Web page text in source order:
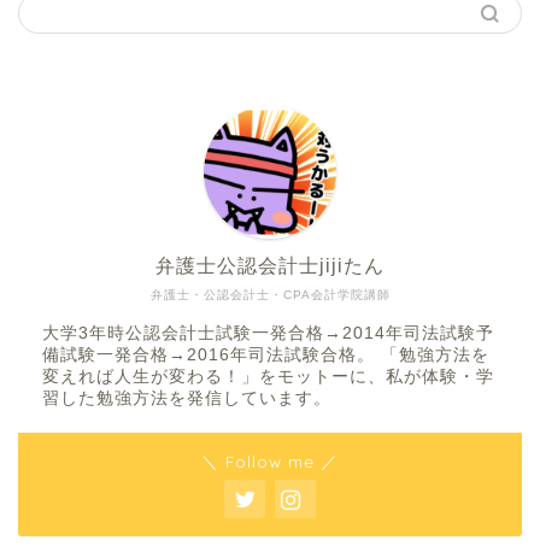
弁護士・公認会計士・CPA会計学院講師
弁護士公認会計士jijiたん
大学3年時公認会計士試験一発合格→2014年司法試験予
備試験一発合格→2016年司法試験合格。 「勉強方法を
変えれば人生が変わる！」をモットーに、私が体験・学
習した勉強方法を発信しています。
＼ Follow me ／